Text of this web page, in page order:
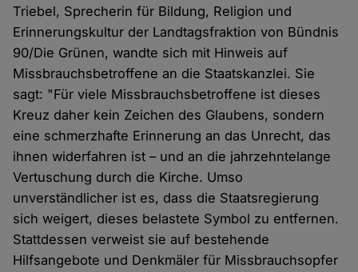
Triebel, Sprecherin für Bildung, Religion und
Erinnerungskultur der Landtagsfraktion von Bündnis
90/Die Grünen, wandte sich mit Hinweis auf
Missbrauchsbetroffene an die Staatskanzlei. Sie
sagt: "Für viele Missbrauchsbetroffene ist dieses
Kreuz daher kein Zeichen des Glaubens, sondern
eine schmerzhafte Erinnerung an das Unrecht, das
ihnen widerfahren ist – und an die jahrzehntelange
Vertuschung durch die Kirche. Umso
unverständlicher ist es, dass die Staatsregierung
sich weigert, dieses belastete Symbol zu entfernen.
Stattdessen verweist sie auf bestehende
Hilfsangebote und Denkmäler für Missbrauchsopfer